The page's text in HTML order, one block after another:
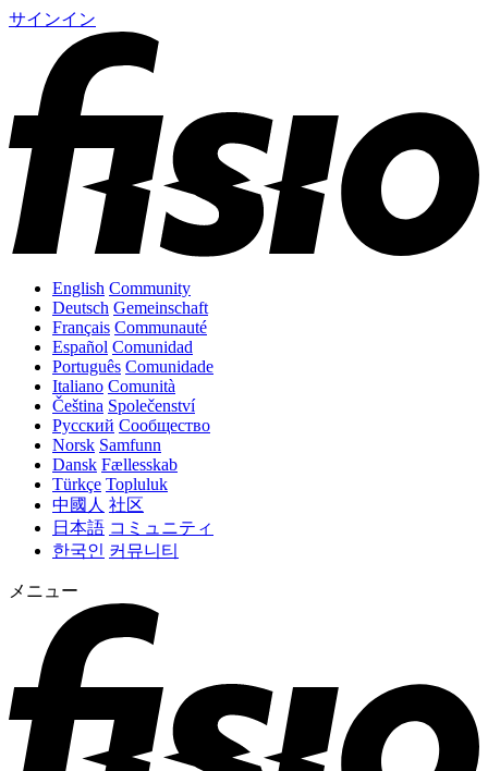
サインイン
English Community
Deutsch Gemeinschaft
Français Communauté
Español Comunidad
Português Comunidade
Italiano Comunità
Čeština Společenství
Русский Сообщество
Norsk Samfunn
Dansk Fællesskab
Türkçe Topluluk
中國人 社区
日本語 コミュニティ
한국인 커뮤니티
メニュー